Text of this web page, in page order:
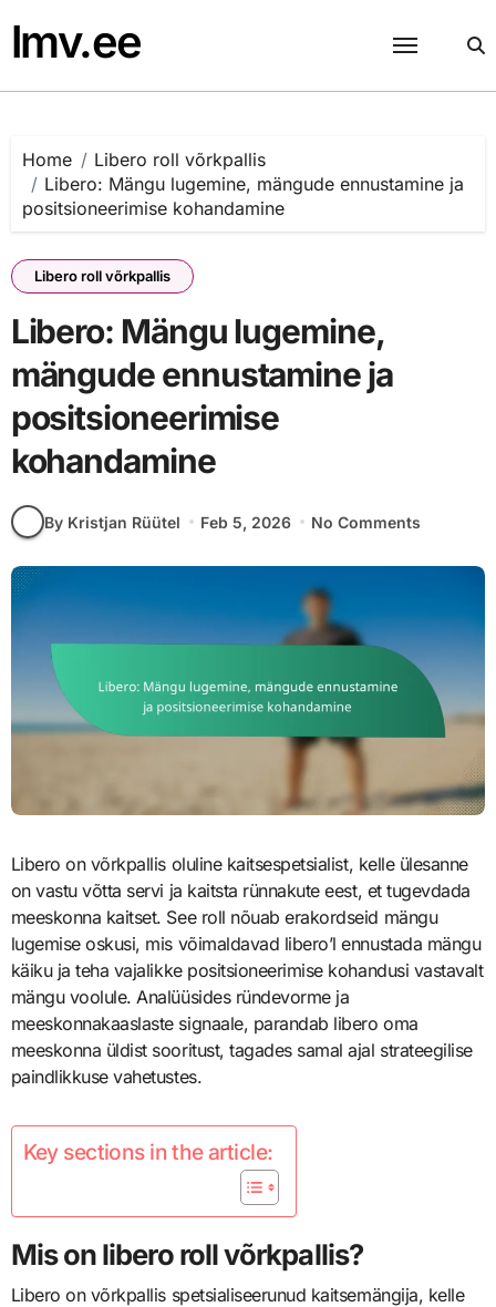
content
lmv.ee
Home
Libero roll võrkpallis
Libero: Mängu lugemine, mängude ennustamine ja
positsioneerimise kohandamine
Libero roll võrkpallis
Libero: Mängu lugemine,
mängude ennustamine ja
positsioneerimise
kohandamine
By Kristjan Rüütel Feb 5, 2026 No Comments
Libero on võrkpallis oluline kaitsespetsialist, kelle ülesanne
on vastu võtta servi ja kaitsta rünnakute eest, et tugevdada
meeskonna kaitset. See roll nõuab erakordseid mängu
lugemise oskusi, mis võimaldavad libero’l ennustada mängu
käiku ja teha vajalikke positsioneerimise kohandusi vastavalt
mängu voolule. Analüüsides ründevorme ja
meeskonnakaaslaste signaale, parandab libero oma
meeskonna üldist sooritust, tagades samal ajal strateegilise
paindlikkuse vahetustes.
Key sections in the article:
Mis on libero roll võrkpallis?
Libero on võrkpallis spetsialiseerunud kaitsemängija, kelle